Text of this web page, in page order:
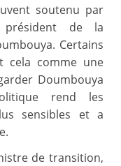
soutenu par
président de la
Certains
cela comme une
Doumbouya
rend les
sensibles et a
de transition,